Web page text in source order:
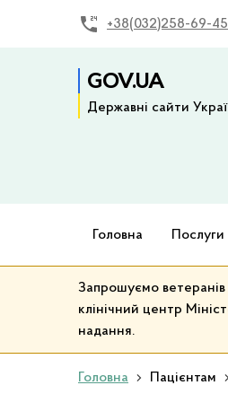
+38(032)258-69-45
GOV.UA
Державні сайти
Головна Послуги
Запрошуємо ветеранів
клінічний центр
надання.
Головна Пацієнтам